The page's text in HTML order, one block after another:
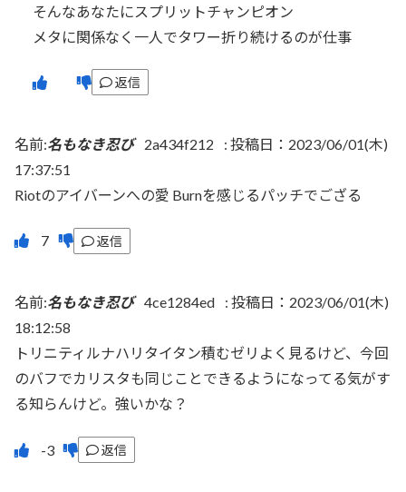
そんなあなたにスプリットチャンピオン
メタに関係なく一人でタワー折り続けるのが仕事
返信
名前:名もなき忍び 2a434f212 : 投稿日：2023/06/01(木)
17:37:51
Riotのアイバーンへの愛 Burnを感じるパッチでござる
返信
名前:名もなき忍び 4ce1284ed : 投稿日：2023/06/01(木)
18:12:58
トリニティルナハリタイタン積むゼリよく見るけど、今回
のバフでカリスタも同じことできるようになってる気がす
る知らんけど。強いかな？
返信